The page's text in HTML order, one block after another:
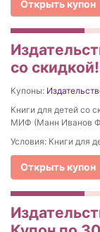
Открыть купон
со
Купоны:
Книги для детей со
МИФ (Манн Иванов
Условия: Книги для
Открыть купон